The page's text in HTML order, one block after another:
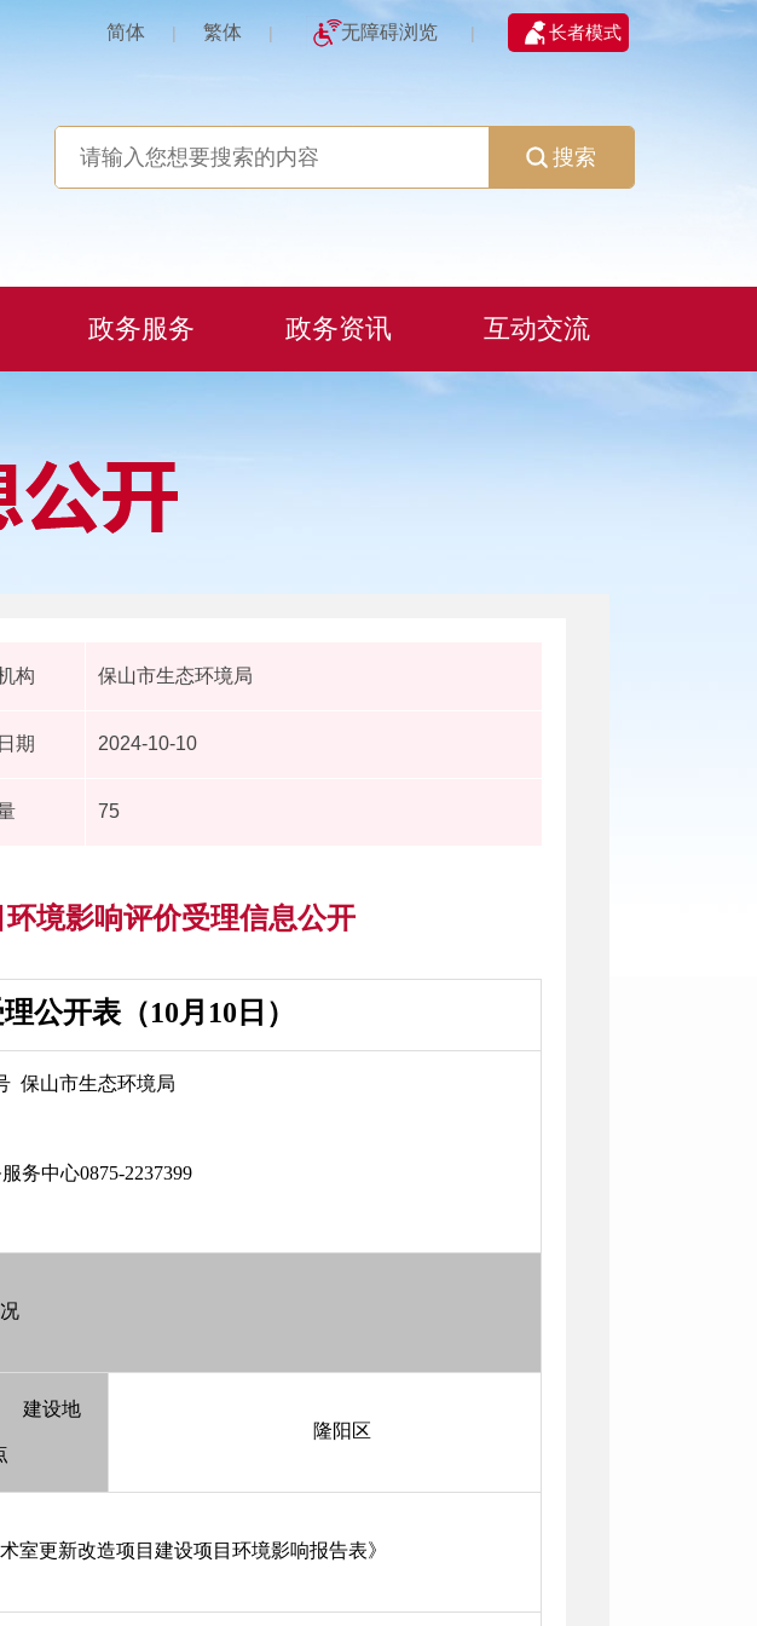
简体 | 繁体 | 无障碍浏览 | 长者模式
搜索
政务服务 政务资讯 互动交流
构 保山市生态环境局
期 2024-10-10
75
境影响评价受理信息公开
公开表（10月10日）
保山市生态环境局
务中心0875-2237399
建设地
隆阳区
室更新改造项目建设项目环境影响报告表》